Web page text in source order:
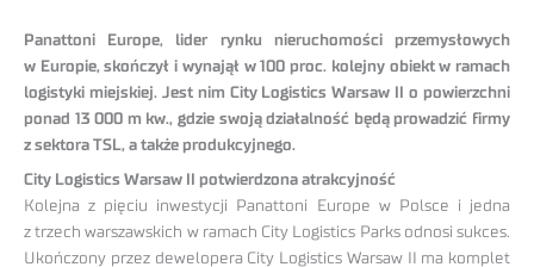
Panattoni Europe, lider rynku nieruchomości przemysłowych
w Europie, skończył i wynajął w 100 proc. kolejny obiekt w ramach
logistyki miejskiej. Jest nim City Logistics Warsaw II o powierzchni
ponad 13 000 m kw., gdzie swoją działalność będą prowadzić firmy
z sektora TSL, a także produkcyjnego.
City Logistics Warsaw II potwierdzona atrakcyjność
Kolejna z pięciu inwestycji Panattoni Europe w Polsce i jedna
z trzech warszawskich w ramach City Logistics Parks odnosi sukces.
Ukończony przez dewelopera City Logistics Warsaw II ma komplet